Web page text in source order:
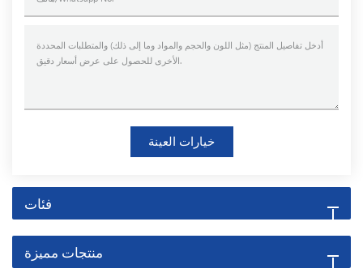
خيارات العينة
فئات
منتجات مميزة